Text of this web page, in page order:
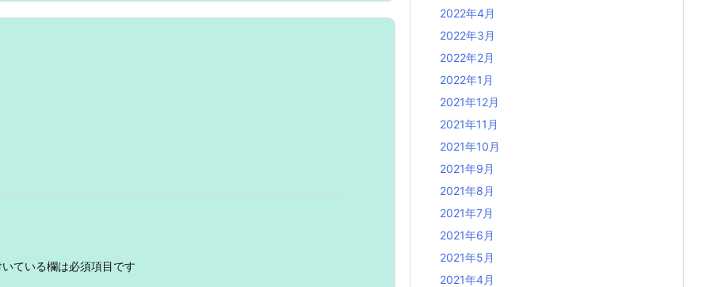
ている欄は必須項目です
2022年4月
2022年3月
2022年2月
2022年1月
2021年12月
2021年11月
2021年10月
2021年9月
2021年8月
2021年7月
2021年6月
2021年5月
2021年4月